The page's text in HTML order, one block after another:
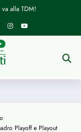
alla TDM!
Playoff e Playout
il